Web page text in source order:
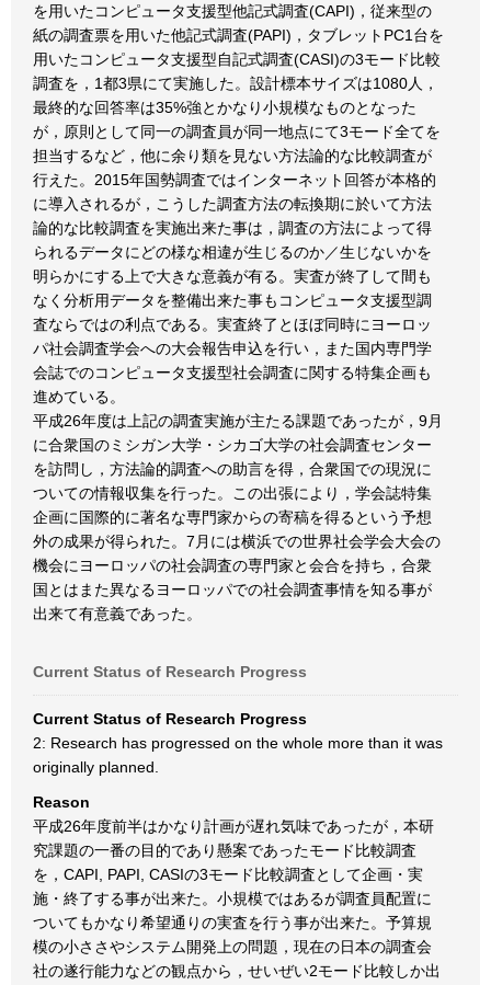
を用いたコンピュータ支援型他記式調査(CAPI)，従来型の
紙の調査票を用いた他記式調査(PAPI)，タブレットPC1台を
用いたコンピュータ支援型自記式調査(CASI)の3モード比較
調査を，1都3県にて実施した。設計標本サイズは1080人，
最終的な回答率は35%強とかなり小規模なものとなった
が，原則として同一の調査員が同一地点にて3モード全てを
担当するなど，他に余り類を見ない方法論的な比較調査が
行えた。2015年国勢調査ではインターネット回答が本格的
に導入されるが，こうした調査方法の転換期に於いて方法
論的な比較調査を実施出来た事は，調査の方法によって得
られるデータにどの様な相違が生じるのか／生じないかを
明らかにする上で大きな意義が有る。実査が終了して間も
なく分析用データを整備出来た事もコンピュータ支援型調
査ならではの利点である。実査終了とほぼ同時にヨーロッ
パ社会調査学会への大会報告申込を行い，また国内専門学
会誌でのコンピュータ支援型社会調査に関する特集企画も
進めている。
平成26年度は上記の調査実施が主たる課題であったが，9月
に合衆国のミシガン大学・シカゴ大学の社会調査センター
を訪問し，方法論的調査への助言を得，合衆国での現況に
ついての情報収集を行った。この出張により，学会誌特集
企画に国際的に著名な専門家からの寄稿を得るという予想
外の成果が得られた。7月には横浜での世界社会学会大会の
機会にヨーロッパの社会調査の専門家と会合を持ち，合衆
国とはまた異なるヨーロッパでの社会調査事情を知る事が
出来て有意義であった。
Current Status of Research Progress
Current Status of Research Progress
2: Research has progressed on the whole more than it was
originally planned.
Reason
平成26年度前半はかなり計画が遅れ気味であったが，本研
究課題の一番の目的であり懸案であったモード比較調査
を，CAPI, PAPI, CASIの3モード比較調査として企画・実
施・終了する事が出来た。小規模ではあるが調査員配置に
ついてもかなり希望通りの実査を行う事が出来た。予算規
模の小ささやシステム開発上の問題，現在の日本の調査会
社の遂行能力などの観点から，せいぜい2モード比較しか出